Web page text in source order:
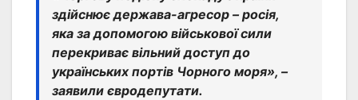
здійснює держава-агресор – росія,
яка за допомогою військової сили
перекриває вільний доступ до
українських портів Чорного моря», –
заявили євродепутати.